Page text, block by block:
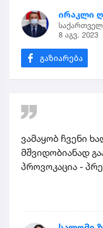
ირაკლი
8 აგვ. 2023
ვამაყობ ჩვენი
მშვიდობიანად
პროვოკაცია -